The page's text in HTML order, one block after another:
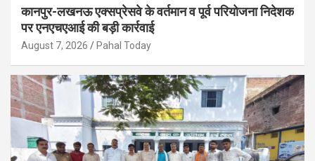
कानपुर-लखनऊ एक्सप्रेसवे के वर्तमान व पूर्व परियोजना निदेशक
पर एनएचएआई की बड़ी कार्रवाई
August 7, 2026 Pahal Today